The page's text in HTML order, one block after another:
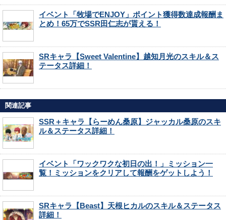
イベント「牧場でENJOY」ポイント獲得数達成報酬ま
とめ！65万でSSR田仁志が貰える！
SRキャラ【Sweet Valentine】越知月光のスキル＆ス
テータス詳細！
関連記事
SSR＋キャラ【らーめん桑原】ジャッカル桑原のスキ
ル＆ステータス詳細！
イベント「ワックワクな初日の出！」ミッション一
覧！ミッションをクリアして報酬をゲットしよう！
SRキャラ【Beast】天根ヒカルのスキル＆ステータス
詳細！